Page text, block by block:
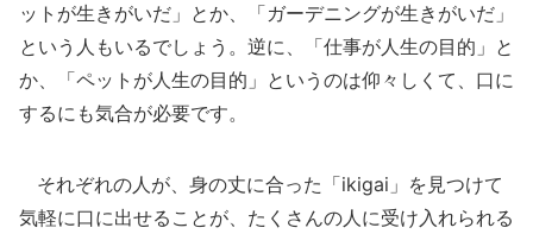
ットが生きがいだ」とか、「ガーデニングが生きがいだ」
という人もいるでしょう。逆に、「仕事が人生の目的」と
か、「ペットが人生の目的」というのは仰々しくて、口に
するにも気合が必要です。
それぞれの人が、身の丈に合った「ikigai」を見つけて
気軽に口に出せることが、たくさんの人に受け入れられる